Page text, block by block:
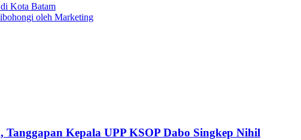
Kota Batam
oleh Marketing
Kepala UPP KSOP Dabo Singkep Nihil